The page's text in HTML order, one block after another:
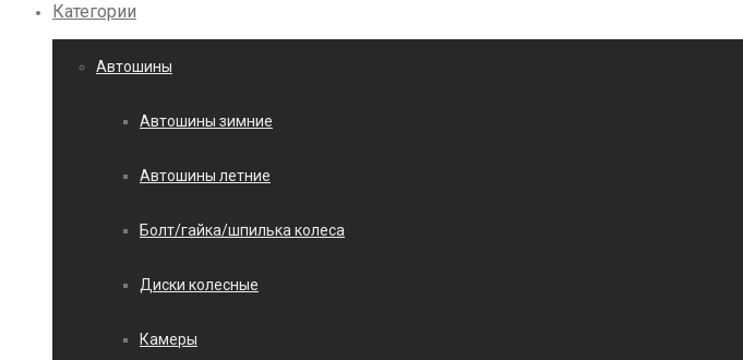
Категории
Автошины
Автошины зимние
Автошины летние
Болт/гайка/шпилька колеса
Диски колесные
Камеры